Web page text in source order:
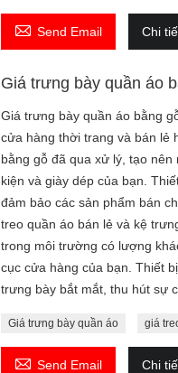
 Send Email Chi
Giá trưng bày quần áo
Giá trưng bày quần áo bằng
cửa hàng thời trang và bán lẻ
bằng gỗ đã qua xử lý, tạo
kiện và giày dép của bạn.
đảm bảo các sản phẩm bán
treo quần áo bán lẻ và kệ
trong môi trường có lượng
cục cửa hàng của bạn. Thiết
trưng bày bắt mắt, thu hút sự
Giá trưng bày quần áo giá
 Send Email Chi